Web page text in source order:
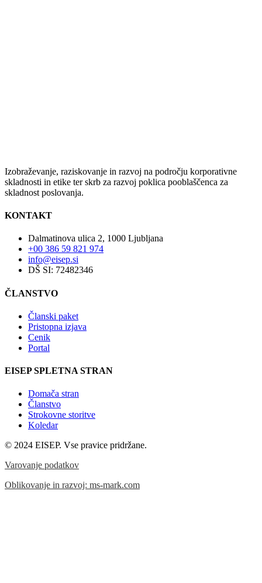
Izobraževanje, raziskovanje in razvoj na področju korporativne
skladnosti in etike ter skrb za razvoj poklica pooblaščenca za
skladnost poslovanja.
KONTAKT
Dalmatinova ulica 2, 1000 Ljubljana
+00 386 59 821 974
info@eisep.si
DŠ SI: 72482346
ČLANSTVO
Članski paket
Pristopna izjava
Cenik
Portal
EISEP SPLETNA STRAN
Domača stran
Članstvo
Strokovne storitve
Koledar
© 2024 EISEP. Vse pravice pridržane.
Varovanje podatkov
Oblikovanje in razvoj: ms-mark.com